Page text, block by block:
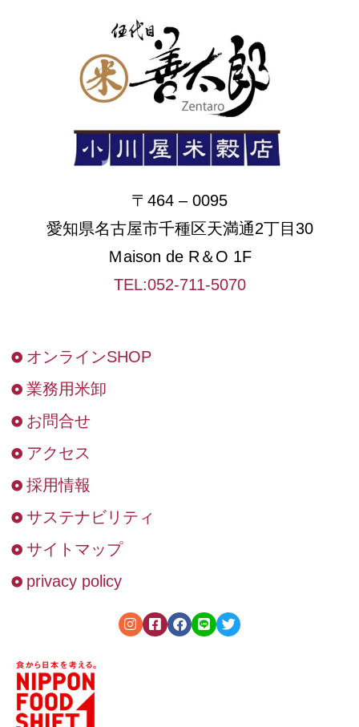
〒464 – 0095
愛知県名古屋市千種区天満通2丁目30
Ｍaison de R＆O 1F
TEL:052-711-5070
オンラインSHOP
業務用米卸
お問合せ
アクセス
採用情報
サステナビリティ
サイトマップ
privacy policy